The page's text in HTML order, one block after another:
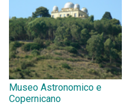
Museo Astronomico e
Copernicano